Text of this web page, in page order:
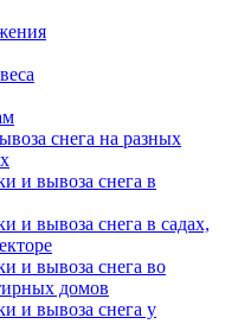
снега на разных
и вывоза снега в
и вывоза снега в садах,
и вывоза снега во
домов
и вывоза снега у